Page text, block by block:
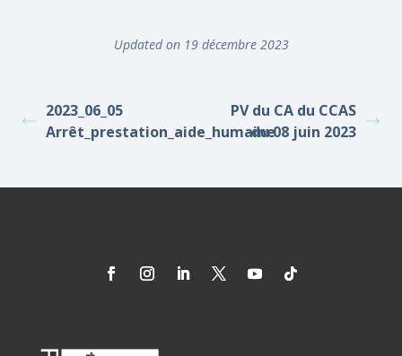
Updated on 19 décembre 2023
2023_06_05
Arrêt_prestation_aide_humaine
PV du CA du CCAS
du 08 juin 2023